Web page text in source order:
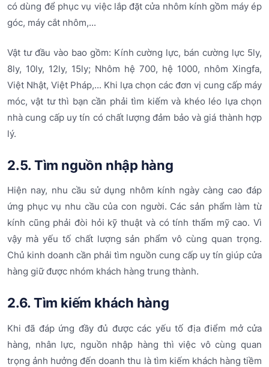
có dùng để phục vụ việc lắp đặt cửa nhôm kính gồm máy ép
góc, máy cắt nhôm,...
Vật tư đầu vào bao gồm: Kính cường lực, bán cường lực 5ly,
8ly, 10ly, 12ly, 15ly; Nhôm hệ 700, hệ 1000, nhôm Xingfa,
Việt Nhật, Việt Pháp,... Khi lựa chọn các đơn vị cung cấp máy
móc, vật tư thì bạn cần phải tìm kiếm và khéo léo lựa chọn
nhà cung cấp uy tín có chất lượng đảm bảo và giá thành hợp
lý.
2.5. Tìm nguồn nhập hàng
Hiện nay, nhu cầu sử dụng nhôm kính ngày càng cao đáp
ứng phục vụ nhu cầu của con người. Các sản phẩm làm từ
kính cũng phải đòi hỏi kỹ thuật và có tính thẩm mỹ cao. Vì
vậy mà yếu tố chất lượng sản phẩm vô cùng quan trọng.
Chủ kinh doanh cần phải tìm nguồn cung cấp uy tín giúp cửa
hàng giữ được nhóm khách hàng trung thành.
2.6. Tìm kiếm khách hàng
Khi đã đáp ứng đầy đủ được các yếu tố địa điểm mở cửa
hàng, nhân lực, nguồn nhập hàng thì việc vô cùng quan
trọng ảnh hưởng đến doanh thu là tìm kiếm khách hàng tiềm